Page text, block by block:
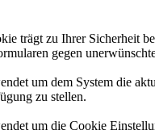
trägt zu Ihrer Sicherheit
gegen
um dem System die
zu stellen.
um die Cookie